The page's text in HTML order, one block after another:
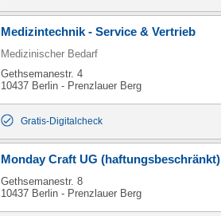
Medizintechnik - Service & Vertrieb
Medizinischer Bedarf
Gethsemanestr. 4
10437 Berlin - Prenzlauer Berg
Gratis-Digitalcheck
Monday Craft UG (haftungsbeschränkt)
Gethsemanestr. 8
10437 Berlin - Prenzlauer Berg